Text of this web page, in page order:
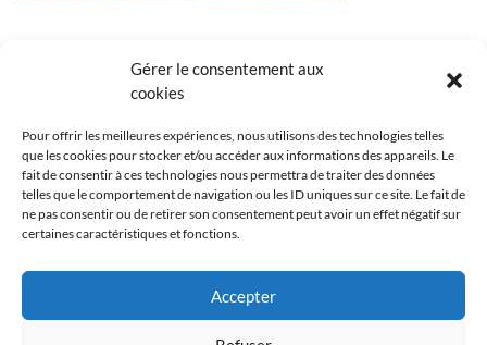
Gérer le consentement aux
cookies
Pour offrir les meilleures expériences, nous utilisons des technologies telles
que les cookies pour stocker et/ou accéder aux informations des appareils. Le
fait de consentir à ces technologies nous permettra de traiter des données
telles que le comportement de navigation ou les ID uniques sur ce site. Le fait de
ne pas consentir ou de retirer son consentement peut avoir un effet négatif sur
certaines caractéristiques et fonctions.
Accepter